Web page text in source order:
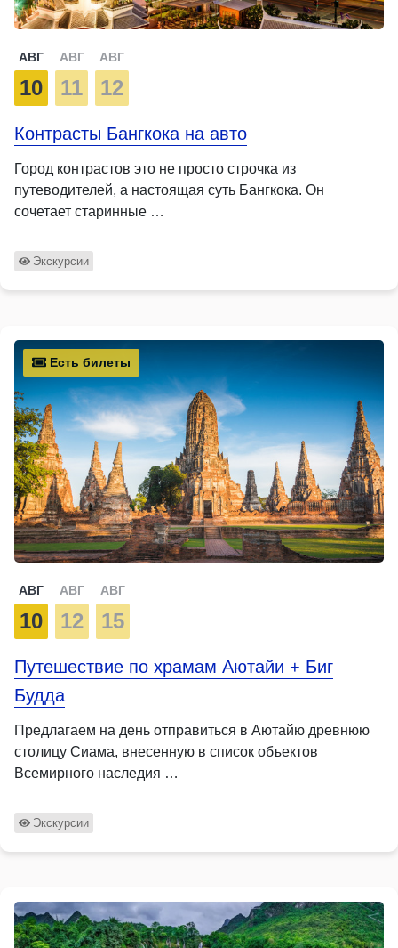
АВГ
10
АВГ
11
АВГ
12
Контрасты Бангкока на авто
Город контрастов это не просто строчка из
путеводителей, а настоящая суть Бангкока. Он
сочетает старинные …
Экскурсии
Есть билеты
АВГ
10
АВГ
12
АВГ
15
Путешествие по храмам Аютайи + Биг
Будда
Предлагаем на день отправиться в Аютайю древнюю
столицу Сиама, внесенную в список объектов
Всемирного наследия …
Экскурсии